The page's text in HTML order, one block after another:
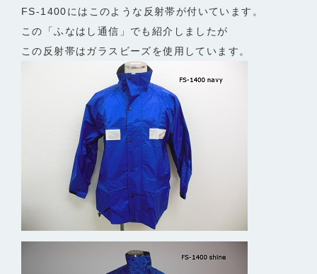
FS-1400にはこのような反射帯が付いています。
この「ふなはし通信」でも紹介しましたが
この反射帯はガラスビーズを使用しています。